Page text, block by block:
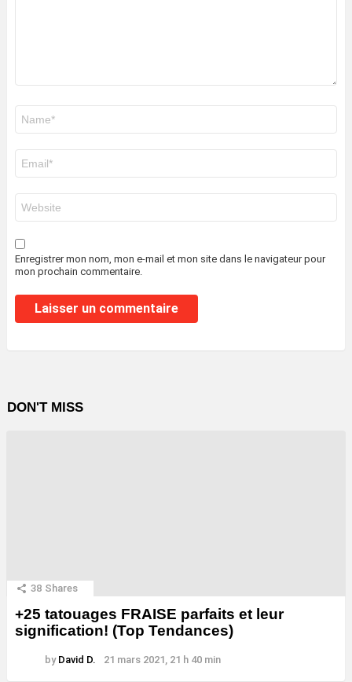
mail
*
web
Enregistrer mon nom, mon e-mail et mon site dans le navigateur pour
mon prochain commentaire.
DON'T MISS
38 Shares
+25 tatouages ​​FRAISE parfaits et leur
signification! (Top Tendances)
by David D. 21 mars 2021, 21 h 40 min